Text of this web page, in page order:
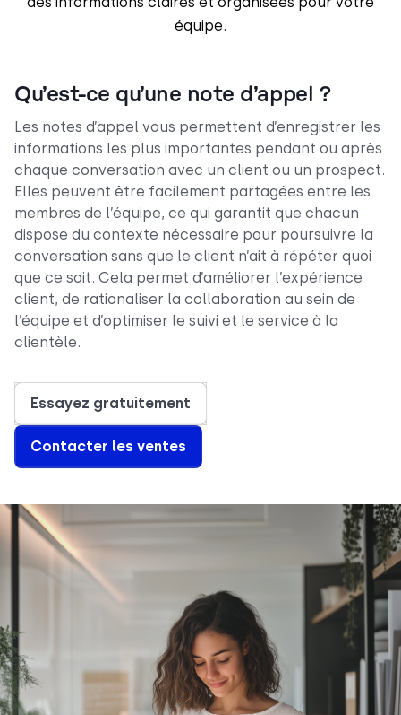
équipe.
Qu’est-ce qu’une note d’appel ?
Les notes d’appel vous permettent d’enregistrer les
informations les plus importantes pendant ou après
chaque conversation avec un client ou un prospect.
Elles peuvent être facilement partagées entre les
membres de l’équipe, ce qui garantit que chacun
dispose du contexte nécessaire pour poursuivre la
conversation sans que le client n’ait à répéter quoi
que ce soit. Cela permet d’améliorer l’expérience
client, de rationaliser la collaboration au sein de
l’équipe et d’optimiser le suivi et le service à la
clientèle.
Essayez gratuitement
Contacter les ventes